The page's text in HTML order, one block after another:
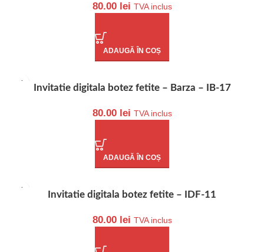
80.00 lei TVA inclus
ADAUGĂ ÎN COȘ
Invitatie digitala botez fetite – Barza – IB-17
80.00 lei TVA inclus
ADAUGĂ ÎN COȘ
Invitatie digitala botez fetite – IDF-11
80.00 lei TVA inclus